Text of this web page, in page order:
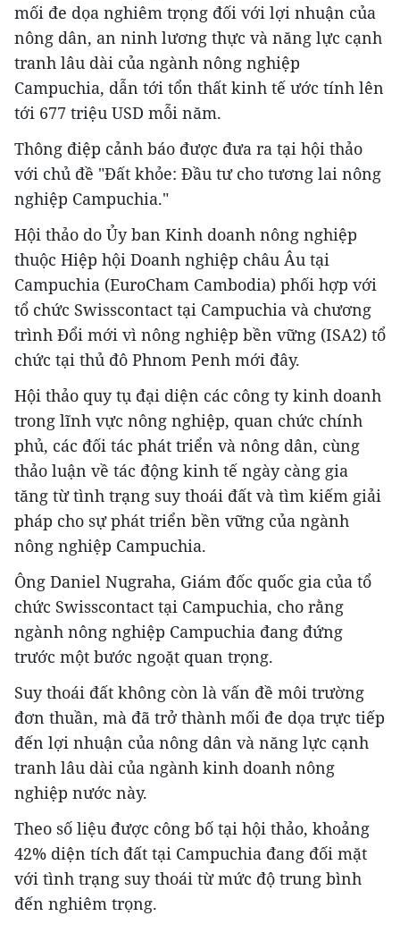
mối đe dọa nghiêm trọng đối với lợi nhuận của
nông dân, an ninh lương thực và năng lực cạnh
tranh lâu dài của ngành nông nghiệp
Campuchia, dẫn tới tổn thất kinh tế ước tính lên
tới 677 triệu USD mỗi năm.
Thông điệp cảnh báo được đưa ra tại hội thảo
với chủ đề "Đất khỏe: Đầu tư cho tương lai nông
nghiệp Campuchia."
Hội thảo do Ủy ban Kinh doanh nông nghiệp
thuộc Hiệp hội Doanh nghiệp châu Âu tại
Campuchia (EuroCham Cambodia) phối hợp với
tổ chức Swisscontact tại Campuchia và chương
trình Đổi mới vì nông nghiệp bền vững (ISA2) tổ
chức tại thủ đô Phnom Penh mới đây.
Hội thảo quy tụ đại diện các công ty kinh doanh
trong lĩnh vực nông nghiệp, quan chức chính
phủ, các đối tác phát triển và nông dân, cùng
thảo luận về tác động kinh tế ngày càng gia
tăng từ tình trạng suy thoái đất và tìm kiếm giải
pháp cho sự phát triển bền vững của ngành
nông nghiệp Campuchia.
Ông Daniel Nugraha, Giám đốc quốc gia của tổ
chức Swisscontact tại Campuchia, cho rằng
ngành nông nghiệp Campuchia đang đứng
trước một bước ngoặt quan trọng.
Suy thoái đất không còn là vấn đề môi trường
đơn thuần, mà đã trở thành mối đe dọa trực tiếp
đến lợi nhuận của nông dân và năng lực cạnh
tranh lâu dài của ngành kinh doanh nông
nghiệp nước này.
Theo số liệu được công bố tại hội thảo, khoảng
42% diện tích đất tại Campuchia đang đối mặt
với tình trạng suy thoái từ mức độ trung bình
đến nghiêm trọng.